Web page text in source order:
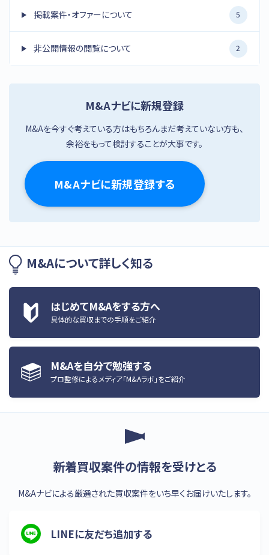
掲載案件・オファーについて 5
非公開情報の閲覧について 2
M&Aナビに新規登録
M&Aを今すぐ考えている方はもちろんまだ考えていない方も、
余裕をもって検討することが大事です。
M&Aナビに新規登録する
M&Aについて詳しく知る
はじめてM&Aをする方へ
具体的な買収までの手順をご紹介
M&Aを自分で勉強する
プロ監修によるメディア「M&Aラボ」をご紹介
新着買収案件の情報を受けとる
M&Aナビによる厳選された買収案件をいち早くお届けいたします。
LINEに友だち追加する